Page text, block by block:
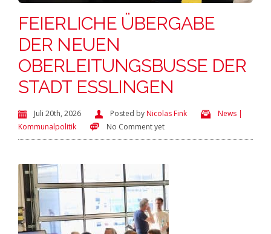
FEIERLICHE ÜBERGABE
DER NEUEN
OBERLEITUNGSBUSSE DER
STADT ESSLINGEN
Juli 20th, 2026 Posted byNicolas Fink
News |
Kommunalpolitik
No Comment yet